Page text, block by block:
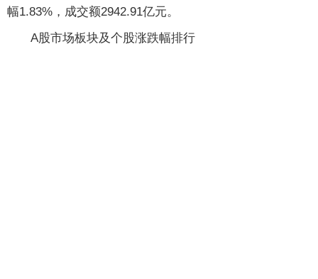
幅1.83%，成交额2942.91亿元。
A股市场板块及个股涨跌幅排行